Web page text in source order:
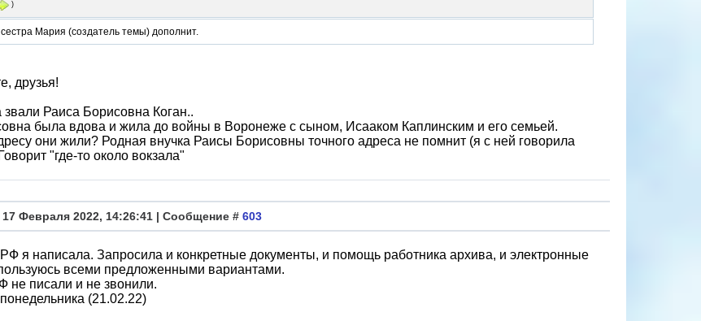
)
Мария (создатель темы) дополнит.
друзья!
звали Раиса Борисовна Коган..
была вдова и жила до войны в Воронеже с сыном, Исааком Каплинским и его семьей.
они жили? Родная внучка Раисы Борисовны точного адреса не помнит (я с ней говорила
"где-то около вокзала"
17 Февраля 2022, 14:26:41 | Сообщение # 603
я написала. Запросила и конкретные документы, и помощь работника архива, и электронные
всеми предложенными вариантами.
не писали и не звонили.
(21.02.22)